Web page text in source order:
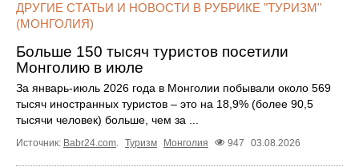
ДРУГИЕ СТАТЬИ И НОВОСТИ В РУБРИКЕ "ТУРИЗМ"
(МОНГОЛИЯ)
Больше 150 тысяч туристов посетили
Монголию в июле
За январь-июль 2026 года в Монголии побывали около 569
тысяч иностранных туристов – это на 18,9% (более 90,5
тысячи человек) больше, чем за ...
Источник: Babr24.com. Туризм Монголия 947 03.08.2026